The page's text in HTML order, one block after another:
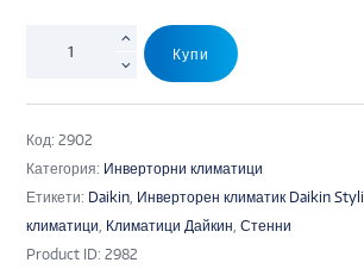
Купи
Код:2902
Категория: Инверторни климатици
Етикети: Daikin Инверторен климатик Daikin Styli
климатици Климатици Дайкин ,Стенни
Product ID:2982